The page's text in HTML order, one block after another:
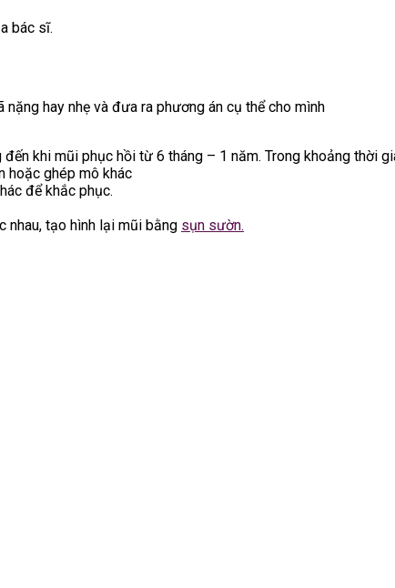
bác sĩ.
hay nhẹ và đưa ra phương án cụ thể cho mình
khi mũi phục hồi từ 6 tháng – 1 năm. Trong khoảng thời
hoặc ghép mô khác
để khắc phục.
nhau, tạo hình lại mũi bằng sụn sườn.